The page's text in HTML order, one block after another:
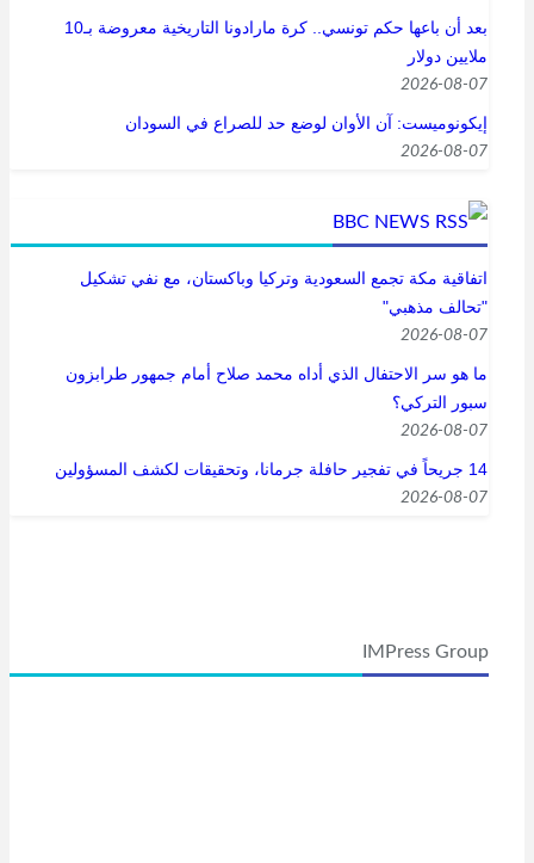
بعد أن باعها حكم تونسي.. كرة مارادونا التاريخية معروضة بـ10
ملايين دولار
2026-08-07
إيكونوميست: آن الأوان لوضع حد للصراع في السودان
2026-08-07
BBC NEWS
اتفاقية مكة تجمع السعودية وتركيا وباكستان، مع نفي تشكيل
"تحالف مذهبي"
2026-08-07
ما هو سر الاحتفال الذي أداه محمد صلاح أمام جمهور طرابزون
سبور التركي؟
2026-08-07
14 جريحاً في تفجير حافلة جرمانا، وتحقيقات لكشف المسؤولين
2026-08-07
IMPress Group